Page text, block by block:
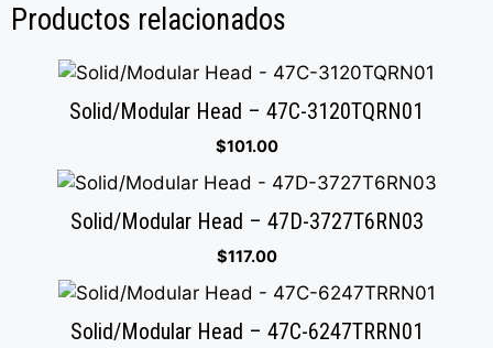
Productos relacionados
Solid/Modular Head – 47C-3120TQRN01
$101.00
Solid/Modular Head – 47D-3727T6RN03
$117.00
Solid/Modular Head – 47C-6247TRRN01